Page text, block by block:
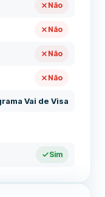
Não
Não
Não
Não
Vai de Visa
Sim